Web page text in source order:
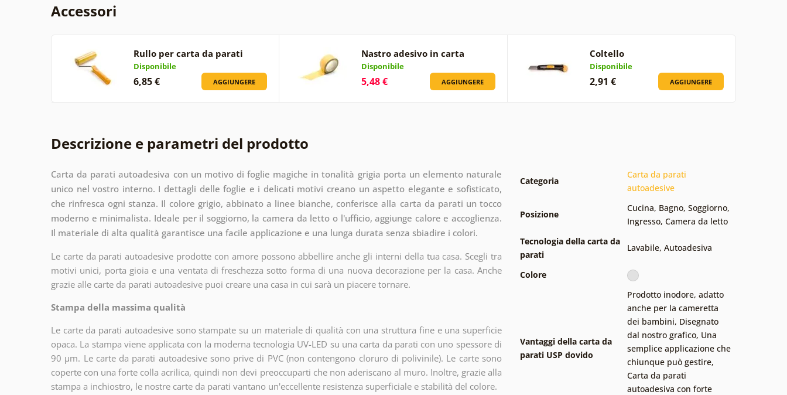
Accessori
Rullo per carta da parati
Disponibile
6,85 € AGGIUNGERE
Nastro adesivo in carta
Disponibile
5,48 € AGGIUNGERE
Coltello
Disponibile
2,91 € AGGIUNGERE
Descrizione e parametri del prodotto
Carta da parati autoadesiva con un motivo di foglie magiche in tonalità grigia porta un elemento naturale
unico nel vostro interno. I dettagli delle foglie e i delicati motivi creano un aspetto elegante e sofisticato,
che rinfresca ogni stanza. Il colore grigio, abbinato a linee bianche, conferisce alla carta da parati un tocco
moderno e minimalista. Ideale per il soggiorno, la camera da letto o l'ufficio, aggiunge calore e accoglienza.
Il materiale di alta qualità garantisce una facile applicazione e una lunga durata senza sbiadire i colori.
Le carte da parati autoadesive prodotte con amore possono abbellire anche gli interni della tua casa. Scegli tra
motivi unici, porta gioia e una ventata di freschezza sotto forma di una nuova decorazione per la casa. Anche
grazie alle carte da parati autoadesive puoi creare una casa in cui sarà un piacere tornare.
Stampa della massima qualità
Le carte da parati autoadesive sono stampate su un materiale di qualità con una struttura fine e una superficie
opaca. La stampa viene applicata con la moderna tecnologia UV-LED su una carta da parati con uno spessore di
90 µm. Le carte da parati autoadesive sono prive di PVC (non contengono cloruro di polivinile). Le carte sono
coperte con una forte colla acrilica, quindi non devi preoccuparti che non aderiscano al muro. Inoltre, grazie alla
stampa a inchiostro, le nostre carte da parati vantano un'eccellente resistenza superficiale e stabilità del colore.
Categoria
Carta da parati
autoadesive
Posizione
Cucina, Bagno, Soggiorno,
Ingresso, Camera da letto
Tecnologia della carta da
parati
Lavabile, Autoadesiva
Colore
Vantaggi della carta da
parati USP dovido
Prodotto inodore, adatto
anche per la cameretta
dei bambini, Disegnato
dal nostro grafico, Una
semplice applicazione che
chiunque può gestire,
Carta da parati
autoadesiva con forte